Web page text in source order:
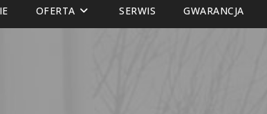
OFERTA SERWIS GWARANCJA